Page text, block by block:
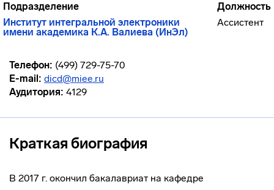
Подразделение
Должность
Институт интегральной электроники
имени академика К.А. Валиева (ИнЭл)
Ассистент
Телефон: (499) 729-75-70
E-mail: dicd@miee.ru
Аудитория: 4129
Краткая биография
В 2017 г. окончил бакалавриат на кафедре